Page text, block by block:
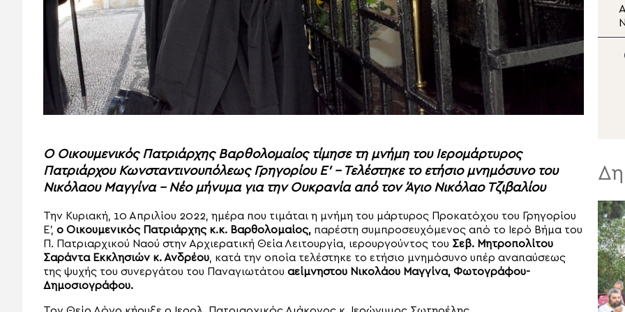
Ο Οικουμενικός Πατριάρχης Βαρθολομαίος τίμησε τη μνήμη του Ιερομάρτυρος
Πατριάρχου Κωνσταντινουπόλεως Γρηγορίου Ε’ – Τελέστηκε το ετήσιο μνημόσυνο του
Νικόλαου Μαγγίνα – Νέο μήνυμα για την Ουκρανία από τον Άγιο Νικόλαο Τζιβαλίου
Την Κυριακή, 10 Απριλίου 2022, ημέρα που τιμάται η μνήμη του μάρτυρος Προκατόχου του Γρηγορίου
Ε’, ο Οικουμενικός Πατριάρχης κ.κ. Βαρθολομαίος, παρέστη συμπροσευχόμενος από το Ιερό Βήμα του
Π. Πατριαρχικού Ναού στην Αρχιερατική Θεία Λειτουργία, ιερουργούντος του Σεβ. Μητροπολίτου
Σαράντα Εκκλησιών κ. Ανδρέου, κατά την οποία τελέστηκε το ετήσιο μνημόσυνο υπέρ αναπαύσεως
της ψυχής του συνεργάτου του Παναγιωτάτου αείμνηστου Νικολάου Μαγγίνα, Φωτογράφου-
Δημοσιογράφου.
στη Μεγαλόπολη
Ο Πατριάρχης Σερβίας
συναντήθηκε με τον
Μητροπολίτη Μπάνια
Λούκα Εφραίμ